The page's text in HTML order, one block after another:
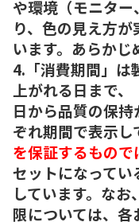
や環境（モニタ
り、色の見え方
います。あらかじ
4.「消費期間」は
上がれる日まで、
日から品質の保
ぞれ期間で表示し
を保証するもので
セットになって
しています。な
限については、各